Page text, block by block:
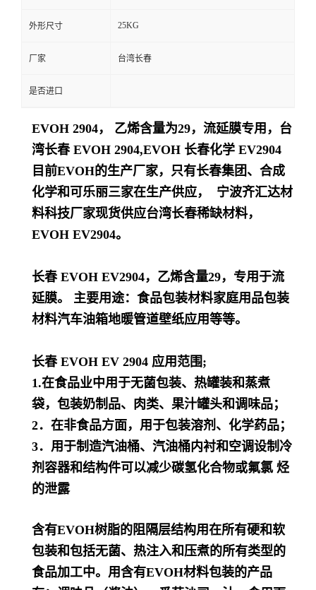
言
外形尺寸 25KG
厂家 台湾长春
是否进口
EVOH 2904， 乙烯含量为29，流延膜专用 ，台
湾长春 EVOH 2904,EVOH 长春化学 EV2904
目前EVOH的生产厂家，只有长春集团、合成
化学和可乐丽三家在生产供应， 宁波齐汇达材
料科技厂家现货供应台湾长春稀缺材料，
EVOH EV2904。
长春 EVOH EV2904，乙烯含量29，专用于流
延膜。 主要用途：食品包装材料家庭用品包装
材料汽车油箱地暖管道壁纸应用等等。
长春 EVOH EV 2904 应用范围;
1.在食品业中用于无菌包装、热罐装和蒸煮
袋，包装奶制品、肉类、果汁罐头和调味品；
2．在非食品方面，用于包装溶剂、化学药品；
3．用于制造汽油桶、汽油桶内衬和空调设制冷
剂容器和结构件可以减少碳氢化合物或氟氯 烃
的泄露
含有EVOH树脂的阻隔层结构用在所有硬和软
包装和包括无菌、热注入和压煮的所有类型的
食品加工中。用含有EVOH材料包装的产品